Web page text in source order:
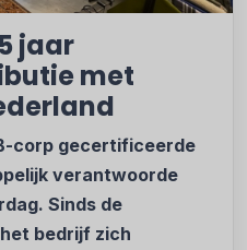
jaar
met
corp gecertificeerde
verantwoorde
Sinds de
bedrijf zich